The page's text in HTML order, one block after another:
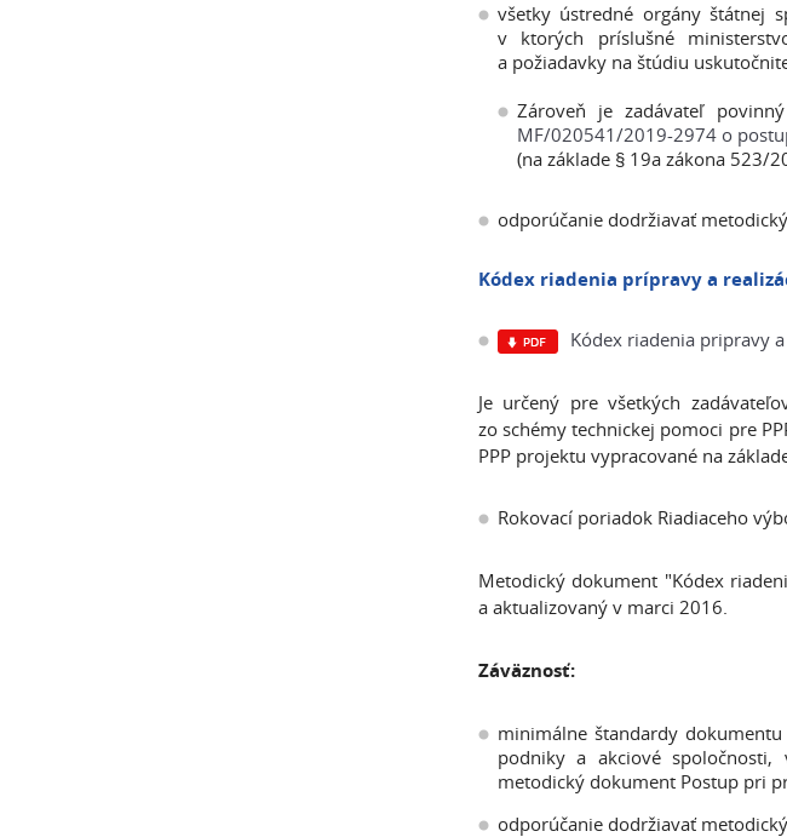
všetky ústredné orgány štátnej
v ktorých príslušné
a požiadavky na štúdiu
Zároveň je zadávateľ
MF/020541/2019-2974 o
(na základe § 19a zákona 523/
odporúčanie dodržiavať
Kódex riadenia prípravy a
Kódex riadenia pripravy
Je určený pre všetkých
zo schémy technickej pomoci pre
PPP projektu vypracované na
Rokovací poriadok Riadiaceho
Metodický dokument "Kódex
a aktualizovaný v marci 2016.
Záväznosť:
minimálne štandardy
podniky a akciové spoločnosti,
metodický dokument Postup pri
odporúčanie dodržiavať